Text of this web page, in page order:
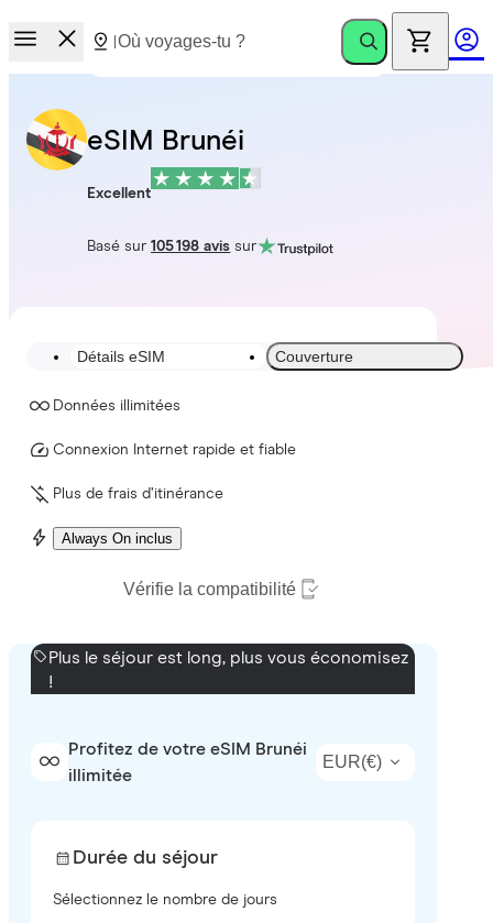
eSIM Brunéi
Excellent
Basé sur105 198 avis sur
Détails eSIM Couverture
Données illimitées
Connexion Internet rapide et fiable
Plus de frais d’itinérance
Always On inclus
Vérifie la compatibilité
Plus le séjour est long, plus vous économisez
!
Profitez de votre eSIM Brunéi
illimitée
EUR(€)
Durée du séjour
Sélectionnez le nombre de jours